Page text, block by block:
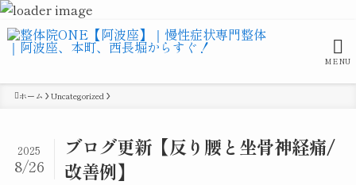
MENU
ホーム Uncategorized
ブログ更新【反り腰と坐骨神経痛/
改善例】
2025
8/26